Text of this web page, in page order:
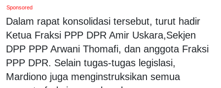
Sponsored
Dalam rapat konsolidasi tersebut, turut hadir
Ketua Fraksi PPP DPR Amir Uskara,Sekjen
DPP PPP Arwani Thomafi, dan anggota Fraksi
PPP DPR. Selain tugas-tugas legislasi,
Mardiono juga menginstruksikan semua